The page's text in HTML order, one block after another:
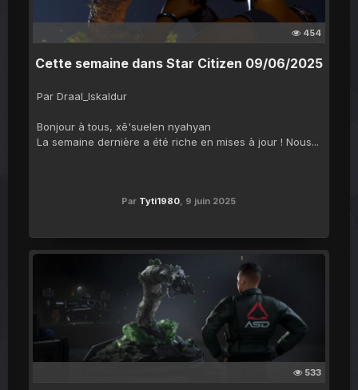
454
Cette semaine dans Star Citizen 09/06/2025
Par Draal_Iskaldur
Bonjour à tous, xē'suelen nyahyan
La semaine dernière a été riche en mises à jour ! Nous...
Par Tyti1980, 9 juin 2025
533